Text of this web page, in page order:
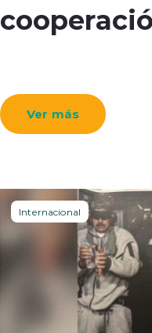
Ver más
Internacional